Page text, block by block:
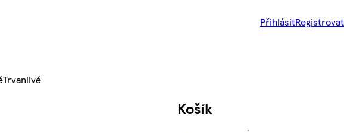
PřihlásitRegistrovat
Trvanlivé
Košík